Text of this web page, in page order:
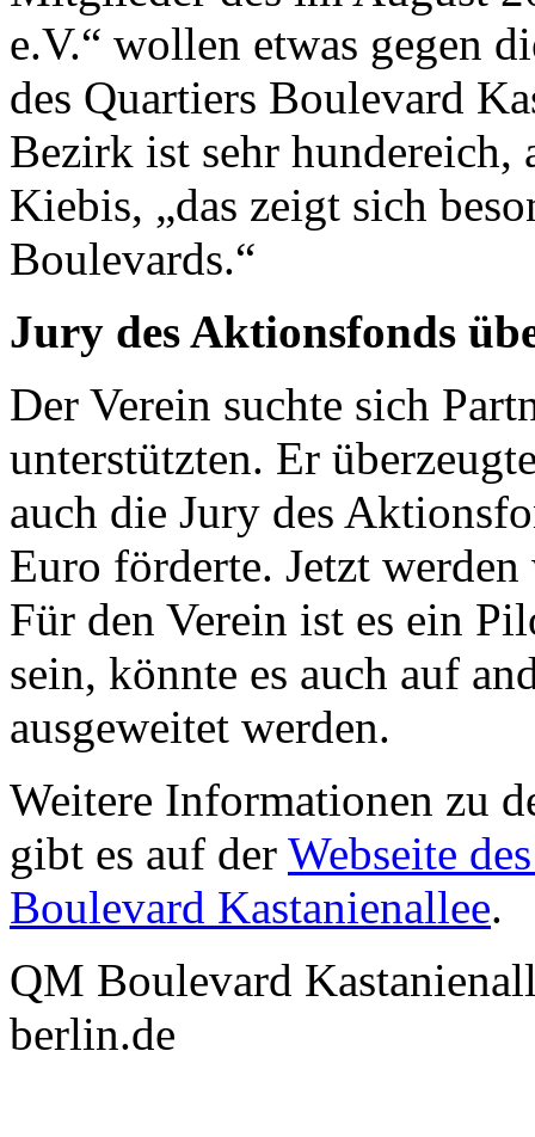
e.V.“ wollen etwas gegen
des Quartiers Boulevard
Bezirk ist sehr hundereich,
Kiebis, „das zeigt sich
Boulevards.“
Jury des Aktionsfonds
Der Verein suchte sich
unterstützten. Er
auch die Jury des
Euro förderte. Jetzt werden
Für den Verein ist es ein
sein, könnte es auch auf
ausgeweitet werden.
Weitere Informationen zu
gibt es auf der Webseite
Boulevard Kastanienallee.
QM Boulevard
berlin.de